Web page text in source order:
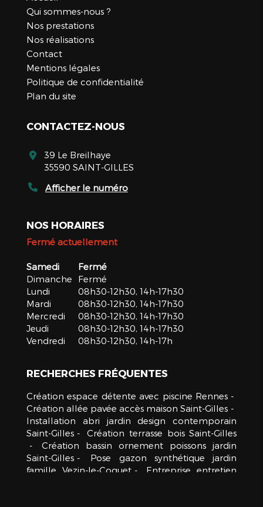
Qui sommes-nous ?
Nos prestations
Nos réalisations
Contact
Mentions légales
Politique de confidentialité
Plan du site
CONTACTEZ-NOUS
39 Le Breilhaye
35590 SAINT-GILLES
Afficher le numéro
NOS HORAIRES
Fermé actuellement
Samedi
Fermé
Dimanche
Fermé
Lundi
08h30-12h30, 14h-17h30
Mardi
08h30-12h30, 14h-17h30
Mercredi
08h30-12h30, 14h-17h30
Jeudi
08h30-12h30, 14h-17h30
Vendredi
08h30-12h30, 14h-17h
RECHERCHES FRÉQUENTES
Création espace détente avec piscine Rennes
Création allée pavée accès maison Saint-Gilles
Installation abri jardin design contemporain
Saint-Gilles
Création terrasse bois Saint-Gilles
Création bassin ornement poissons jardin
Saint-Gilles
Pose gazon synthétique jardin
famille Vezin-le-Coquet
Entreprise entretien